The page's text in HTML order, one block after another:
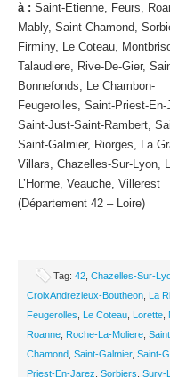
à : Saint-Etienne, Feurs,
Mably, Saint-Chamond,
Firminy, Le Coteau,
Talaudiere, Rive-De-Gier,
Bonnefonds, Le Chambon-
Feugerolles, Saint-Priest-En-
Saint-Just-Saint-Rambert,
Saint-Galmier, Riorges, La
Villars, Chazelles-Sur-Lyon,
L’Horme, Veauche, Villerest
(Département 42 – Loire)
Tag: 42 Chazelles-Sur-
CroixAndrezieux-Boutheon La
Feugerolles
Le Coteau Lorette
Roanne Roche-La-Moliere
Chamond Saint-Galmier, Saint-
Priest-En-Jarez Sorbiers Sury-